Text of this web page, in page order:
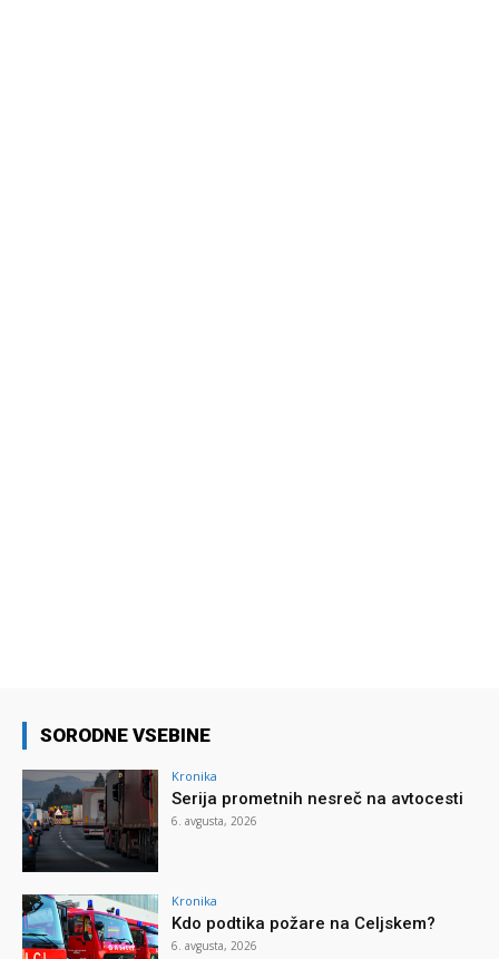
SORODNE VSEBINE
Kronika
Serija prometnih nesreč na avtocesti
6. avgusta, 2026
Kronika
Kdo podtika požare na Celjskem?
6. avgusta, 2026